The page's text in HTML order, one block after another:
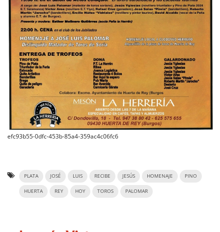
efc93b55-0dfc-453b-85a4-359ac4c06fc6
PLATA JOSÉ LUIS RECIBE JESÚS HOMENAJE PINO
HUERTA REY HOY TOROS PALOMAR